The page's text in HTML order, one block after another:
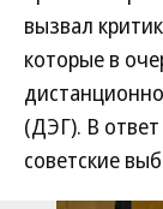
вызвал
которые в
(ДЭГ). В
советские